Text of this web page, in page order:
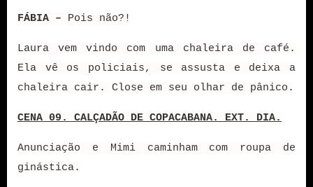
FÁBIA – Pois não?!
Laura vem vindo com uma chaleira de café.
Ela vê os policiais, se assusta e deixa a
chaleira cair. Close em seu olhar de pânico.
CENA 09. CALÇADÃO DE COPACABANA. EXT. DIA.
Anunciação e Mimi caminham com roupa de
ginástica.